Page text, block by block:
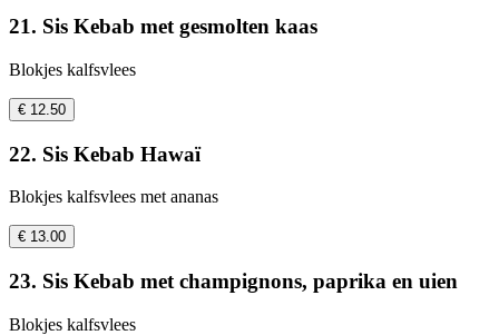
21. Sis Kebab met gesmolten kaas
Blokjes kalfsvlees
€ 12.50
22. Sis Kebab Hawaï
Blokjes kalfsvlees met ananas
€ 13.00
23. Sis Kebab met champignons, paprika en uien
Blokjes kalfsvlees